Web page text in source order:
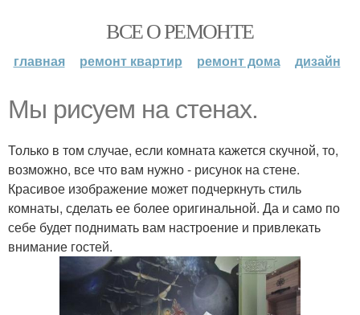
ВСЕ О РЕМОНТЕ
главная ремонт квартир ремонт дома дизайн
Мы рисуем на стенах.
Только в том случае, если комната кажется скучной, то,
возможно, все что вам нужно - рисунок на стене.
Красивое изображение может подчеркнуть стиль
комнаты, сделать ее более оригинальной. Да и само по
себе будет поднимать вам настроение и привлекать
внимание гостей.